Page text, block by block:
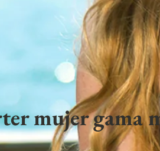
mujer gama